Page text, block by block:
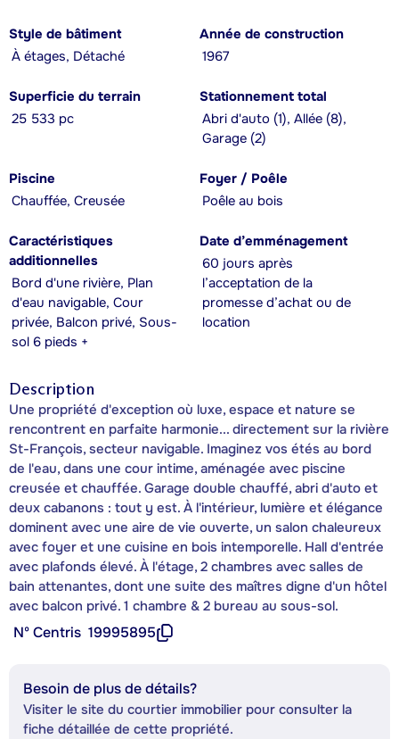
Style de bâtiment
À étages, Détaché
Année de construction
1967
Superficie du terrain
25 533 pc
Stationnement total
Abri d'auto (1), Allée (8),
Garage (2)
Piscine
Chauffée, Creusée
Foyer / Poêle
Poêle au bois
Caractéristiques
additionnelles
Bord d'une rivière, Plan
d'eau navigable, Cour
privée, Balcon privé, Sous-
sol 6 pieds +
Date d’emménagement
60 jours après
l’acceptation de la
promesse d’achat ou de
location
Description
Une propriété d'exception où luxe, espace et nature se
rencontrent en parfaite harmonie... directement sur la rivière
St-François, secteur navigable. Imaginez vos étés au bord
de l'eau, dans une cour intime, aménagée avec piscine
creusée et chauffée. Garage double chauffé, abri d'auto et
deux cabanons : tout y est. À l'intérieur, lumière et élégance
dominent avec une aire de vie ouverte, un salon chaleureux
avec foyer et une cuisine en bois intemporelle. Hall d'entrée
avec plafonds élevé. À l'étage, 2 chambres avec salles de
bain attenantes, dont une suite des maîtres digne d'un hôtel
avec balcon privé. 1 chambre & 2 bureau au sous-sol.
Nº Centris 19995895
Besoin de plus de détails?
Visiter le site du courtier immobilier pour consulter la
fiche détaillée de cette propriété.